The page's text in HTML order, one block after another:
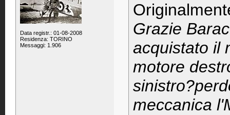
Data registr.: 01-08-2008
Residenza: TORINO
Messaggi: 1.906
Grazie
acquistato il
motore
meccanica